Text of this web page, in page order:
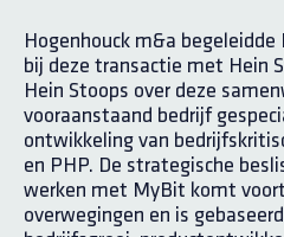
Hogenhouck m&a
bij deze transactie met Hein
Hein Stoops over deze
vooraanstaand bedrijf
ontwikkeling van
en PHP. De strategische
werken met MyBit komt
overwegingen en is